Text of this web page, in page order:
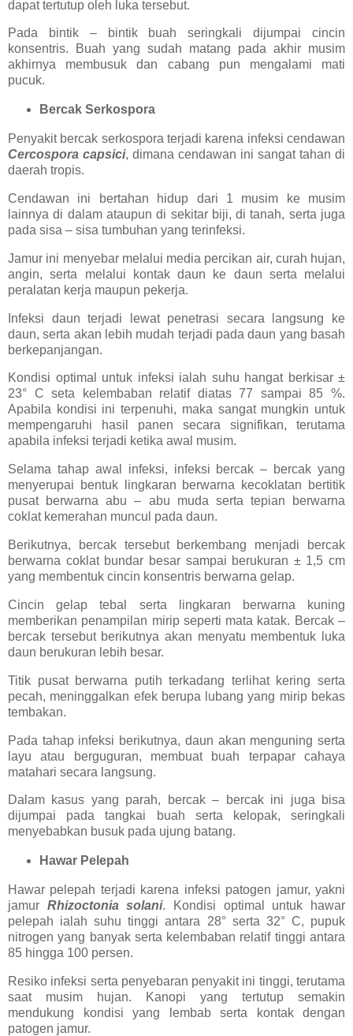
dapat tertutup oleh luka tersebut.
Pada bintik – bintik buah seringkali dijumpai cincin
konsentris. Buah yang sudah matang pada akhir musim
akhirnya membusuk dan cabang pun mengalami mati
pucuk.
Bercak Serkospora
Penyakit bercak serkospora terjadi karena infeksi cendawan
Cercospora capsici, dimana cendawan ini sangat tahan di
daerah tropis.
Cendawan ini bertahan hidup dari 1 musim ke musim
lainnya di dalam ataupun di sekitar biji, di tanah, serta juga
pada sisa – sisa tumbuhan yang terinfeksi.
Jamur ini menyebar melalui media percikan air, curah hujan,
angin, serta melalui kontak daun ke daun serta melalui
peralatan kerja maupun pekerja.
Infeksi daun terjadi lewat penetrasi secara langsung ke
daun, serta akan lebih mudah terjadi pada daun yang basah
berkepanjangan.
Kondisi optimal untuk infeksi ialah suhu hangat berkisar ±
23° C seta kelembaban relatif diatas 77 sampai 85 %.
Apabila kondisi ini terpenuhi, maka sangat mungkin untuk
mempengaruhi hasil panen secara signifikan, terutama
apabila infeksi terjadi ketika awal musim.
Selama tahap awal infeksi, infeksi bercak – bercak yang
menyerupai bentuk lingkaran berwarna kecoklatan bertitik
pusat berwarna abu – abu muda serta tepian berwarna
coklat kemerahan muncul pada daun.
Berikutnya, bercak tersebut berkembang menjadi bercak
berwarna coklat bundar besar sampai berukuran ± 1,5 cm
yang membentuk cincin konsentris berwarna gelap.
Cincin gelap tebal serta lingkaran berwarna kuning
memberikan penampilan mirip seperti mata katak. Bercak –
bercak tersebut berikutnya akan menyatu membentuk luka
daun berukuran lebih besar.
Titik pusat berwarna putih terkadang terlihat kering serta
pecah, meninggalkan efek berupa lubang yang mirip bekas
tembakan.
Pada tahap infeksi berikutnya, daun akan menguning serta
layu atau berguguran, membuat buah terpapar cahaya
matahari secara langsung.
Dalam kasus yang parah, bercak – bercak ini juga bisa
dijumpai pada tangkai buah serta kelopak, seringkali
menyebabkan busuk pada ujung batang.
Hawar Pelepah
Hawar pelepah terjadi karena infeksi patogen jamur, yakni
jamur Rhizoctonia solani. Kondisi optimal untuk hawar
pelepah ialah suhu tinggi antara 28° serta 32° C, pupuk
nitrogen yang banyak serta kelembaban relatif tinggi antara
85 hingga 100 persen.
Resiko infeksi serta penyebaran penyakit ini tinggi, terutama
saat musim hujan. Kanopi yang tertutup semakin
mendukung kondisi yang lembab serta kontak dengan
patogen jamur.